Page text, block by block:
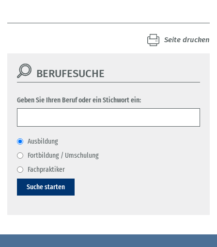
Seite drucken
BERUFESUCHE
Geben Sie Ihren Beruf oder ein Stichwort ein:
Ausbildung
Fortbildung / Umschulung
Fachpraktiker
Suche starten